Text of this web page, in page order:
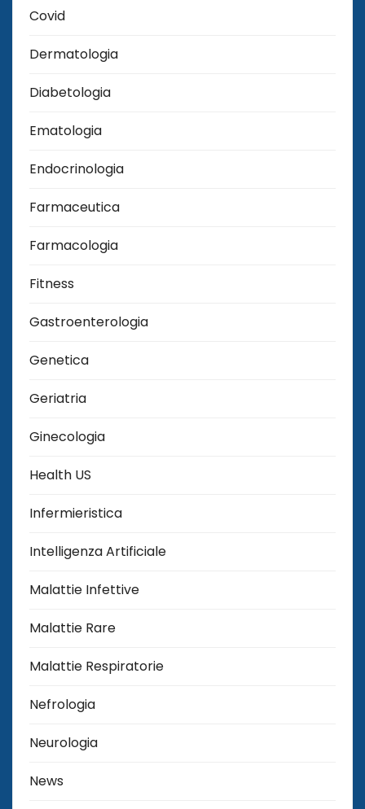
Covid
Dermatologia
Diabetologia
Ematologia
Endocrinologia
Farmaceutica
Farmacologia
Fitness
Gastroenterologia
Genetica
Geriatria
Ginecologia
Health US
Infermieristica
Intelligenza Artificiale
Malattie Infettive
Malattie Rare
Malattie Respiratorie
Nefrologia
Neurologia
News